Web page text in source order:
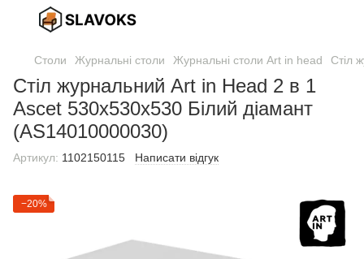
Столи Журнальні столи Журнальні столи Art in head Стіл
Стіл журнальний Art in Head 2 в 1
Ascet 530x530x530 Білий діамант
(AS14010000030)
Артикул: 1102150115 Написати відгук
−20%